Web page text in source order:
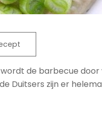
de barbecue
Duitsers zijn er